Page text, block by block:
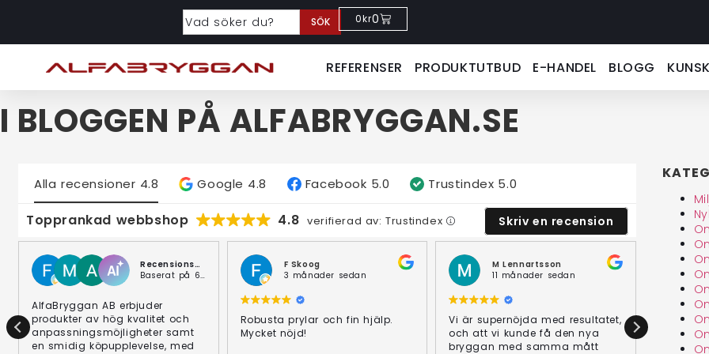
SÖK 0kr0
REFERENSER PRODUKTUTBUD E-HANDEL BLOGG
I BLOGGEN PÅ ALFABRYGGAN.SE
Alla recensioner 4.8 Google 4.8 Facebook 5.0 Trustindex 5.0
Topprankad webbshop 4.8 verifierad av: Trustindex Skriv en recension
Recensionssammanfattning
Baserat på 69 recensioner
AlfaBryggan AB erbjuder
produkter av hög kvalitet och
anpassningsmöjligheter samt
en smidig köpupplevelse, med
F Skoog
3 månader sedan
Robusta prylar och fin hjälp.
Mycket nöjd!
M Lennartsson
11 månader sedan
Vi är supernöjda med resultatet,
och att vi kunde få den nya
bryggan med samma mått
1
Bra